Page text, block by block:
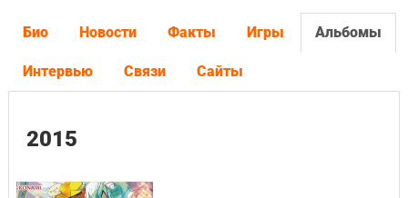
Био Новости Факты Игры Альбомы
Интервью Связи Сайты
2015